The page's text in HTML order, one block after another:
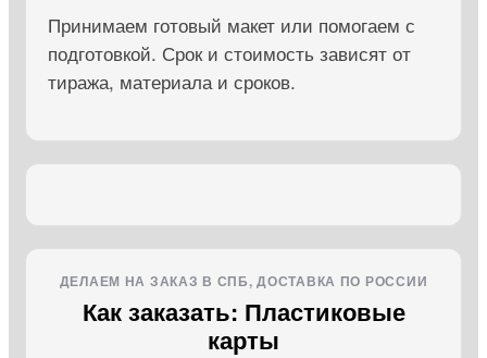
Принимаем готовый макет или помогаем с
подготовкой. Срок и стоимость зависят от
тиража, материала и сроков.
ДЕЛАЕМ НА ЗАКАЗ В СПБ, ДОСТАВКА ПО РОССИИ
Как заказать: Пластиковые
карты